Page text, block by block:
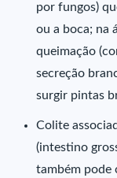
por fungos)
ou a boca; na
queimação
secreção
surgir pintas
Colite
(intestino
também pode